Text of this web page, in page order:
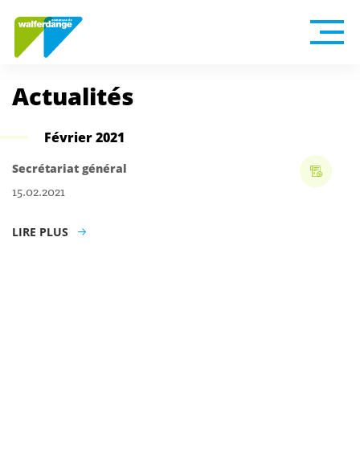
Actualités
Février 2021
Secrétariat général
15.02.2021
LIRE PLUS